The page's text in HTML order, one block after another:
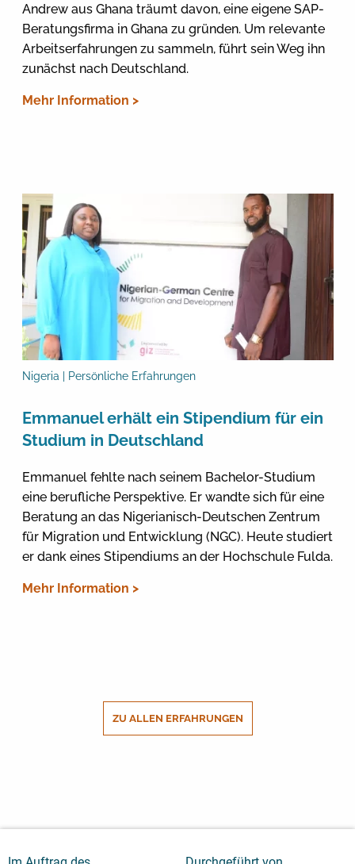
Andrew aus Ghana träumt davon, eine eigene SAP-
Beratungsfirma in Ghana zu gründen. Um relevante
Arbeitserfahrungen zu sammeln, führt sein Weg ihn
zunächst nach Deutschland.
Mehr Information >
Nigeria | Persönliche Erfahrungen
Emmanuel erhält ein Stipendium für ein
Studium in Deutschland
Emmanuel fehlte nach seinem Bachelor-Studium
eine berufliche Perspektive. Er wandte sich für eine
Beratung an das Nigerianisch-Deutschen Zentrum
für Migration und Entwicklung (NGC). Heute studiert
er dank eines Stipendiums an der Hochschule Fulda.
Mehr Information >
ZU ALLEN ERFAHRUNGEN